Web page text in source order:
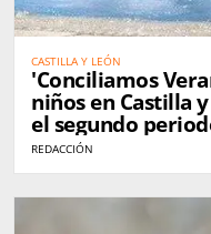
CASTILLA Y LEÓN
'Conciliamos
niños en Castilla
el segundo
REDACCIÓN